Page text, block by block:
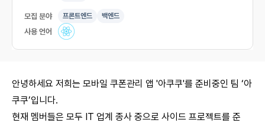
모집 분야 프론트엔드 백엔드
사용 언어
안녕하세요 저희는 모바일 쿠폰관리 앱 '아쿠쿠'를 준비중인 팀 ‘아
쿠쿠’입니다.
현재 멤버들은 모두 IT 업계 종사 중으로 사이드 프로젝트를 준